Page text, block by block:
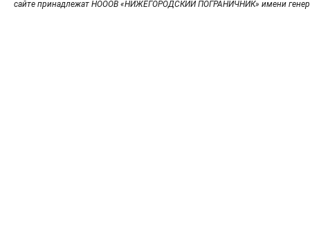
сайте принадлежат НОООВ «НИЖЕГОРОДСКИЙ ПОГРАНИЧНИК» имени